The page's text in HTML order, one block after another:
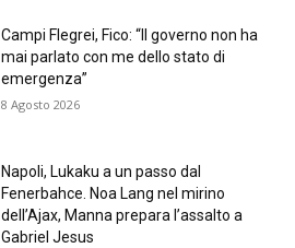
Campi Flegrei, Fico: “Il governo non ha
mai parlato con me dello stato di
emergenza”
8 Agosto 2026
Napoli, Lukaku a un passo dal
Fenerbahce. Noa Lang nel mirino
dell’Ajax, Manna prepara l’assalto a
Gabriel Jesus